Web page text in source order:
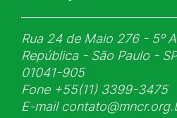
Rua 24 de Maio 276 - 5ᵒ
República - São Paulo - SP
01041-905
Fone+55(11) 3399-3475
E-mail